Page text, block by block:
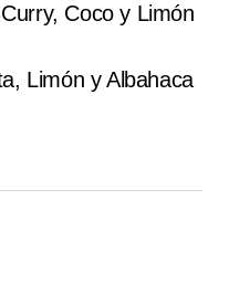
Coco y Limón
Limón y Albahaca